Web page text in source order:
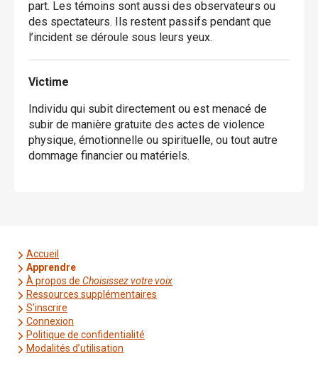
part. Les témoins sont aussi des observateurs ou
des spectateurs. Ils restent passifs pendant que
l’incident se déroule sous leurs yeux.
Victime
Individu qui subit directement ou est menacé de
subir de manière gratuite des actes de violence
physique, émotionnelle ou spirituelle, ou tout autre
dommage financier ou matériels.
Accueil
Apprendre
À propos de Choisissez votre voix
Ressources supplémentaires
S’inscrire
Connexion
Politique de confidentialité
Modalités d’utilisation